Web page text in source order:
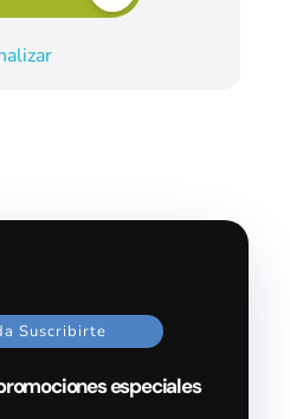
Suscribirte
especiales